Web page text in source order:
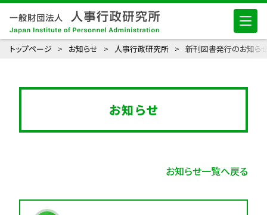
トップページ お知らせ 人事行政研究所 新刊図書発行のお知ら
お知らせ
お知らせ一覧へ戻る